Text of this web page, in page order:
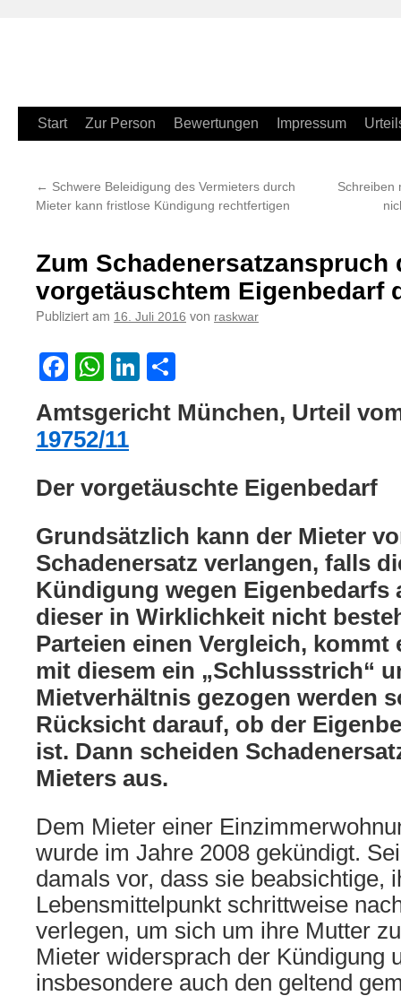
Zum
springen
Start Zur Person Bewertungen Impressum
← Schwere Beleidigung des Vermieters durch
Mieter kann fristlose Kündigung rechtfertigen
Schreiben
Zum Schadenersatzanspruch
vorgetäuschtem Eigenbedarf
Publiziert am 16. Juli 2016 von raskwar
Facebook
WhatsApp
LinkedIn
Amtsgericht München, Urteil
19752/11
Der vorgetäuschte Eigenbedarf
Grundsätzlich kann der Mieter
Schadenersatz verlangen, falls
Kündigung wegen Eigenbedarfs
dieser in Wirklichkeit nicht
Parteien einen Vergleich, kommt
mit diesem ein „Schlussstrich“
Mietverhältnis gezogen werden
Rücksicht darauf, ob der
ist. Dann scheiden
Mieters aus.
Dem Mieter einer
wurde im Jahre 2008 gekündigt.
damals vor, dass sie beabsichtige,
Lebensmittelpunkt schrittweise
verlegen, um sich um ihre Mutter
Mieter widersprach der Kündigung
insbesondere auch den geltend